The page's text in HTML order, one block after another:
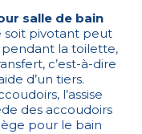
salle de bain
soit pivotant peut
la toilette,
c’est-à-dire
d’un tiers.
l’assise
des accoudoirs
pour le bain